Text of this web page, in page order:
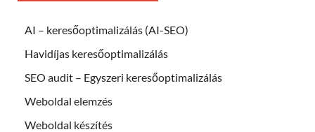
AI – keresőoptimalizálás (AI-SEO)
Havidíjas keresőoptimalizálás
SEO audit – Egyszeri keresőoptimalizálás
Weboldal elemzés
Weboldal készítés